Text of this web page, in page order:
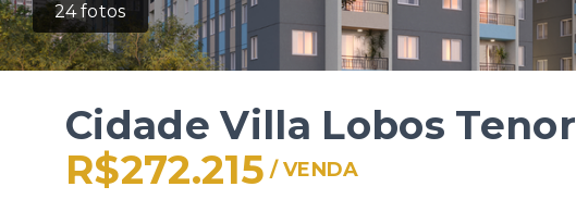
24fotos
Cidade Villa Lobos Tenor
R$272.215 /VENDA